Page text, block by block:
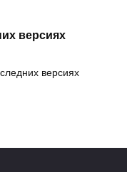
версиях
версиях